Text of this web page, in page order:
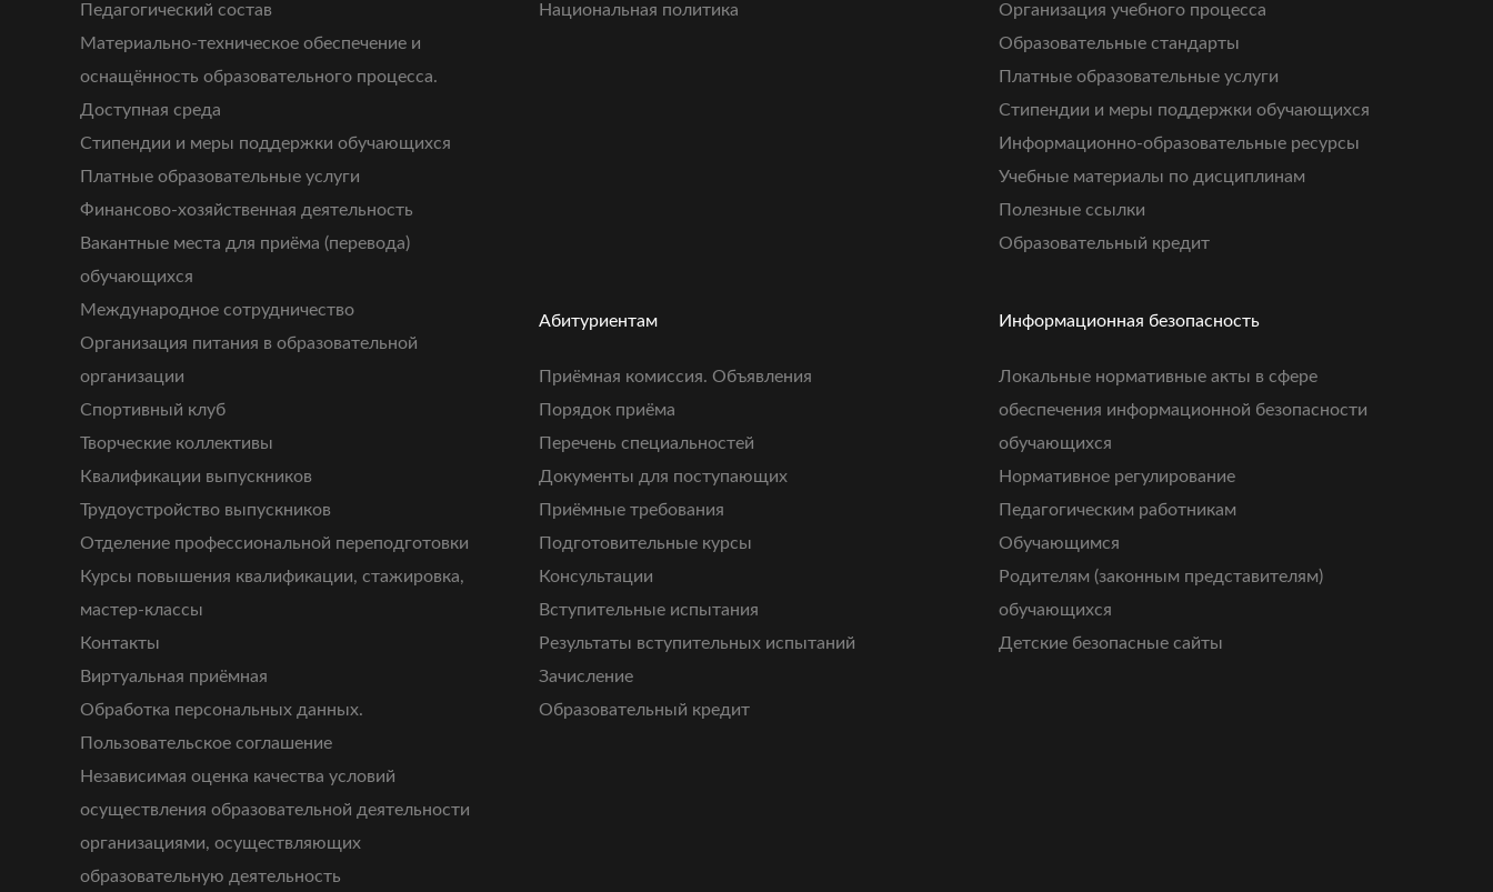
Педагогический состав
Материально-техническое обеспечение и
оснащённость образовательного процесса.
Доступная среда
Стипендии и меры поддержки обучающихся
Платные образовательные услуги
Финансово-хозяйственная деятельность
Вакантные места для приёма (перевода)
обучающихся
Международное сотрудничество
Организация питания в образовательной
организации
Спортивный клуб
Творческие коллективы
Квалификации выпускников
Трудоустройство выпускников
Отделение профессиональной переподготовки
Курсы повышения квалификации, стажировка,
мастер-классы
Контакты
Виртуальная приёмная
Обработка персональных данных.
Пользовательское соглашение
Независимая оценка качества условий
осуществления образовательной деятельности
организациями, осуществляющих
образовательную деятельность
Национальная политика
Организация учебного процесса
Образовательные стандарты
Платные образовательные услуги
Стипендии и меры поддержки обучающихся
Информационно-образовательные ресурсы
Учебные материалы по дисциплинам
Полезные ссылки
Образовательный кредит
Абитуриентам
Приёмная комиссия. Объявления
Порядок приёма
Перечень специальностей
Документы для поступающих
Приёмные требования
Подготовительные курсы
Консультации
Вступительные испытания
Результаты вступительных испытаний
Зачисление
Образовательный кредит
Информационная безопасность
Локальные нормативные акты в сфере
обеспечения информационной безопасности
обучающихся
Нормативное регулирование
Педагогическим работникам
Обучающимся
Родителям (законным представителям)
обучающихся
Детские безопасные сайты